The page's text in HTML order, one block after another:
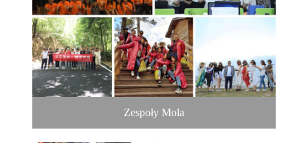
Zespoły Mola